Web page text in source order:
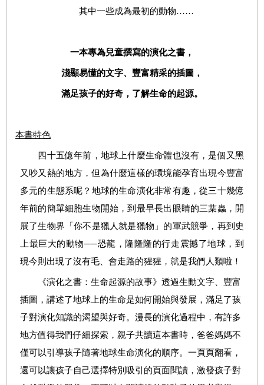
其中一些成為最初的動物……
一本專為兒童撰寫的演化之書，
淺顯易懂的文字、豐富精采的插圖，
滿足孩子的好奇，了解生命的起源。
本書特色
四十五億年前，地球上什麼生命體也沒有，是個又黑
又吵又熱的地方，但為什麼這樣的環境能孕育出現今豐富
多元的生態系呢？地球的生命演化非常有趣，從三十幾億
年前的簡單細胞生物開始，到最早長出眼睛的三葉蟲，開
展了生物界「你不是獵人就是獵物」的軍武競爭，再到史
上最巨大的動物──恐龍，隆隆隆的行走震撼了地球，到
現今則出現了沒有毛、會走路的猩猩，就是我們人類啦！
《演化之書：生命起源的故事》透過生動文字、豐富
插圖，講述了地球上的生命是如何開始與發展，滿足了孩
子對演化知識的渴望與好奇。漫長的演化過程中，有許多
地方值得我們仔細探索，親子共讀這本書時，爸爸媽媽不
僅可以引導孩子隨著地球生命演化的順序。一頁頁翻看，
還可以讓孩子自己選擇特別吸引的頁面閱讀，激發孩子對